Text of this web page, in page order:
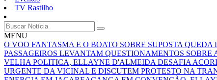
TV Rastilho
MENU
O VOO FANTASMA E O BOATO SOBRE SUPOSTA
PASSAGEIROS LEVANTAM QUESTIONAMENTOS
VELHA POLITICA, ELLAYNE D'ALMEIDA DESAFIA
URGENTE DA VICINAL E DISCUTEM PROTESTO NA